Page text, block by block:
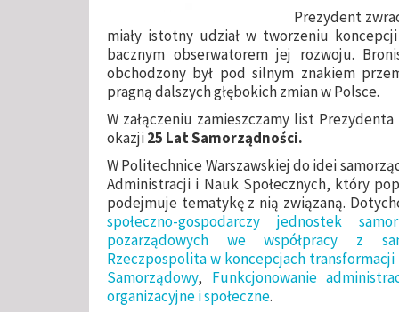
Prezydent
miały istotny udział w tworzeniu
bacznym obserwatorem jej rozwoju.
obchodzony był pod silnym znakiem
pragną dalszych głębokich zmian w Polsce.
W załączeniu zamieszczamy list
okazji25 Lat Samorządności.
W Politechnice Warszawskiej do idei
Administracji i Nauk Społecznych, który
podejmuje tematykę z nią związaną.
społeczno-gospodarczy jednostek
pozarządowych we współpracy z
Rzeczpospolita w koncepcjach
Samorządowy, Funkcjonowanie
organizacyjne i społeczne.